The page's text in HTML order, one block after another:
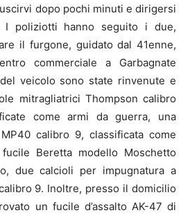
dopo pochi minuti e dirigersi
I poliziotti hanno seguito i due,
il furgone, guidato dal 41enne,
commerciale a Garbagnate
veicolo sono state rinvenute e
mitragliatrici Thompson calibro
come armi da guerra, una
calibro 9, classificata come
Beretta modello Moschetto
due calcioli per impugnatura a
9. Inoltre, presso il domicilio
un fucile d’assalto AK-47 di